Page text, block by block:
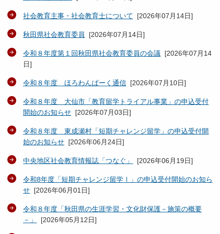
社会教育主事・社会教育士について [2026年07月14日]
秋田県社会教育委員 [2026年07月14日]
令和８年度第１回秋田県社会教育委員の会議 [2026年07月14
日]
令和８年度 ほろわんぱーく通信 [2026年07月10日]
令和８年度 大仙市「教育留学トライアル事業」の申込受付
開始のお知らせ [2026年07月03日]
令和８年度 東成瀬村「短期チャレンジ留学」の申込受付開
始のお知らせ [2026年06月24日]
中央地区社会教育情報誌「つなぐ」 [2026年06月19日]
令和8年度「短期チャレンジ留学Ⅰ」の申込受付開始のお知ら
せ [2026年06月01日]
令和８年度「秋田県の生涯学習・文化財保護－施策の概要
－」
[2026年05月12日]